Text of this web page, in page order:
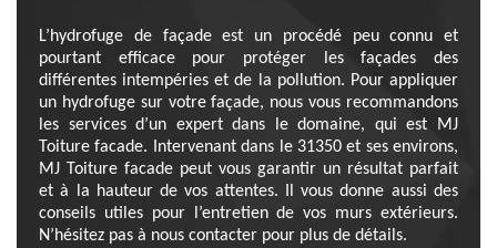
L’hydrofuge de façade est un procédé peu connu et
pourtant efficace pour protéger les façades des
différentes intempéries et de la pollution. Pour appliquer
un hydrofuge sur votre façade, nous vous recommandons
les services d’un expert dans le domaine, qui est MJ
Toiture facade. Intervenant dans le 31350 et ses environs,
MJ Toiture facade peut vous garantir un résultat parfait
et à la hauteur de vos attentes. Il vous donne aussi des
conseils utiles pour l’entretien de vos murs extérieurs.
N’hésitez pas à nous contacter pour plus de détails.